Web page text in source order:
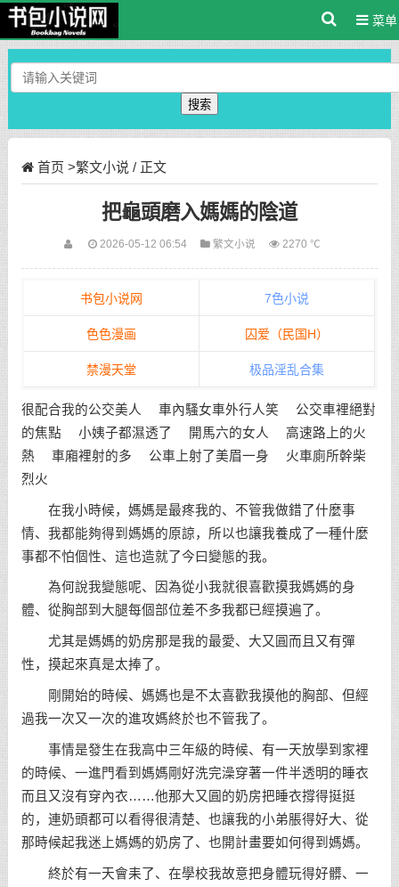
菜单
搜索
首页 >繁文小说 / 正文
把龜頭磨入媽媽的陰道
2026-05-12 06:54 繁文小说 2270 ℃
书包小说网 7色小说
色色漫画 囚爱（民国H）
禁漫天堂 极品淫乱合集
很配合我的公交美人 車內騷女車外行人笑 公交車裡絕對
的焦點 小姨子都濕透了 開馬六的女人 高速路上的火
熱 車廂裡射的多 公車上射了美眉一身 火車廁所幹柴
烈火
在我小時候，媽媽是最疼我的、不管我做錯了什麼事
情、我都能夠得到媽媽的原諒，所以也讓我養成了一種什麼
事都不怕個性、這也造就了今曰變態的我。
為何說我變態呢、因為從小我就很喜歡摸我媽媽的身
體、從胸部到大腿每個部位差不多我都已經摸遍了。
尤其是媽媽的奶房那是我的最愛、大又圓而且又有彈
性，摸起來真是太捧了。
剛開始的時候、媽媽也是不太喜歡我摸他的胸部、但經
過我一次又一次的進攻媽終於也不管我了。
事情是發生在我高中三年級的時候、有一天放學到家裡
的時候、一進門看到媽媽剛好洗完澡穿著一件半透明的睡衣
而且又沒有穿內衣……他那大又圓的奶房把睡衣撐得挺挺
的，連奶頭都可以看得很清楚、也讓我的小弟脹得好大、從
那時候起我迷上媽媽的奶房了、也開計畫要如何得到媽媽。
終於有一天會耒了、在學校我故意把身體玩得好髒、一